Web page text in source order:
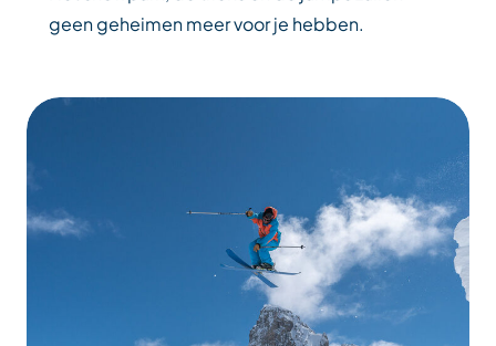
geen geheimen meer voor je hebben.